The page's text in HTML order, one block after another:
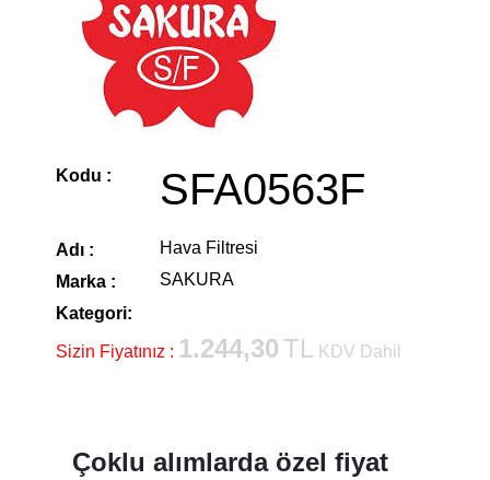
Kodu : SFA0563F
Adı :
Hava Filtresi
Marka :
SAKURA
Kategori:
Sizin Fiyatınız : 1.244,30 TL KDV Dahil
Çoklu alımlarda özel fiyat